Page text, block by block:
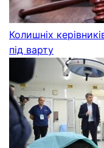
Колишніх
під варту